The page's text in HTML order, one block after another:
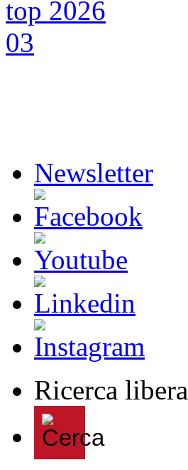
Newsletter
Ricerca libera